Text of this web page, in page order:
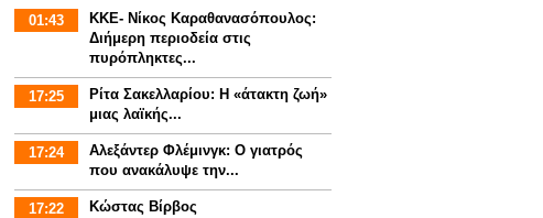
01:43
ΚΚΕ- Νίκος Καραθανασόπουλος:
Διήμερη περιοδεία στις
πυρόπληκτες...
17:25
Ρίτα Σακελλαρίου: Η «άτακτη ζωή»
μιας λαϊκής...
17:24
Αλεξάντερ Φλέμινγκ: Ο γιατρός
που ανακάλυψε την...
17:22 Κώστας Βίρβος